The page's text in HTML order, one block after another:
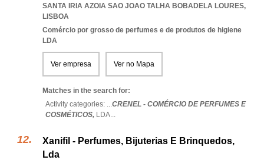
SANTA IRIA AZOIA SAO JOAO TALHA BOBADELA LOURES,
LISBOA
Comércio por grosso de perfumes e de produtos de higiene
LDA
Ver empresa Ver no Mapa
Matches in the search for:
Activity categories: ...CRENEL - COMÉRCIO DE PERFUMES E
COSMÉTICOS, LDA...
Xanifil - Perfumes, Bijuterias E Brinquedos,
Lda